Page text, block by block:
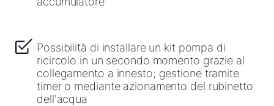
Possibilità di installare un kit pompa di
ricircolo in un secondo momento grazie al
collegamento a innesto; gestione tramite
timer o mediante azionamento del rubinetto
dell'acqua